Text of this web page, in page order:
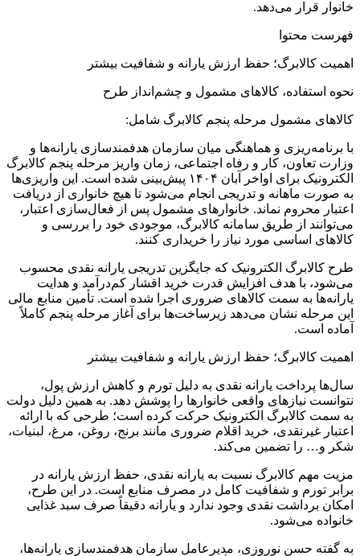
خانوار قرار می‌دهد.
فهرست محتوا
اهمیت کالابرگ؛ حفظ ارزش یارانه و شفافیت بیشتر
نحوه استفاده، کالاهای مشمول و چشم‌انداز طرح
کالاهای مشمول مرحله پنجم کالابرگ شامل:
با برنامه‌ریزی و هماهنگی میان سازمان هدفمندسازی یارانه‌ها و
وزارت تعاون، کار و رفاه اجتماعی، زمان واریز مرحله پنجم کالابرگ
الکترونیک برای اواخر آبان ۱۴۰۴ پیش‌بینی شده است. این واریزی‌ها
به صورت ماهانه و تدریجی انجام می‌شود تا هیچ خانواری از دریافت
اعتبار محروم نماند. خانوارهای مشمول پس از فعال‌سازی اعتبار،
می‌توانند از طریق سامانه کالابرگ، موجودی خود را بررسی و
کالاهای اساسی مورد نیاز را خریداری کنند.
طرح کالابرگ الکترونیک که جایگزین تدریجی یارانه نقدی محسوب
می‌شود، با هدف افزایش قدرت خرید اقشار کم‌درآمد و هدایت
یارانه‌ها به سمت کالاهای ضروری اجرا شده است. تأمین منابع مالی
این مرحله نشان می‌دهد زیرساخت‌ها برای آغاز مرحله پنجم کاملاً
آماده است.
اهمیت کالابرگ؛ حفظ ارزش یارانه و شفافیت بیشتر
سال‌ها پرداخت یارانه نقدی به دلیل تورم و کاهش ارزش پول،
نتوانست نیازهای واقعی خانوارها را پوشش دهد. به همین دلیل دولت
به سمت کالابرگ الکترونیک حرکت کرده است؛ طرحی که با ارائه
اعتبار غیرنقدی، خرید اقلام ضروری مانند برنج، روغن، مرغ، لبنیات،
شکر و… را تضمین می‌کند.
مزیت مهم کالابرگ نسبت به یارانه نقدی، حفظ ارزش یارانه در
برابر تورم و شفافیت کامل در مصرف منابع است. در این طرح،
امکان برداشت نقدی وجود ندارد و یارانه دقیقاً صرف سبد غذایی
خانواده می‌شود.
به گفته حسن نوروزی، مدیرعامل سازمان هدفمندسازی یارانه‌ها،